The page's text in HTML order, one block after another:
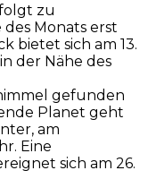
zu
Monats erst
bietet sich am 13.
der Nähe des
gefunden
Planet geht
am
Eine
sich am 26.